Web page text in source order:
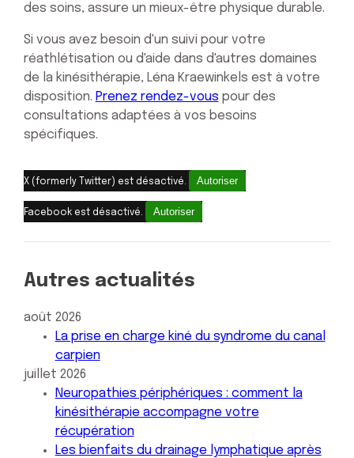
des soins, assure un mieux-être physique durable.
Si vous avez besoin d'un suivi pour votre
réathlétisation ou d'aide dans d'autres domaines
de la kinésithérapie, Léna Kraewinkels est à votre
disposition. Prenez rendez-vous pour des
consultations adaptées à vos besoins
spécifiques.
X (formerly Twitter) est désactivé. Autoriser
Facebook est désactivé. Autoriser
Autres actualités
août 2026
La prise en charge kiné du syndrome du canal
carpien
juillet 2026
Neuropathies périphériques : comment la
kinésithérapie accompagne votre
récupération
Les bienfaits du drainage lymphatique après